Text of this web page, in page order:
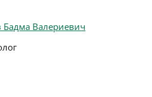
Валериевич